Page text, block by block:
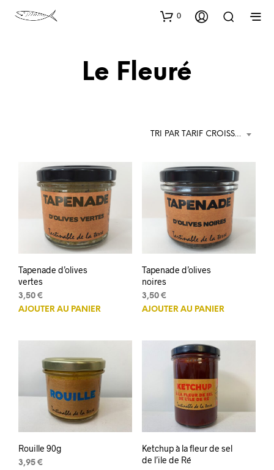
0
Le Fleuré
TRI PAR TARIF CROISSANT
Tapenade d’olives
vertes
3,50 €
AJOUTER AU PANIER
Tapenade d’olives
noires
3,50 €
AJOUTER AU PANIER
Rouille 90g
3,95 €
Ketchup à la fleur de sel
de l’ile de Ré